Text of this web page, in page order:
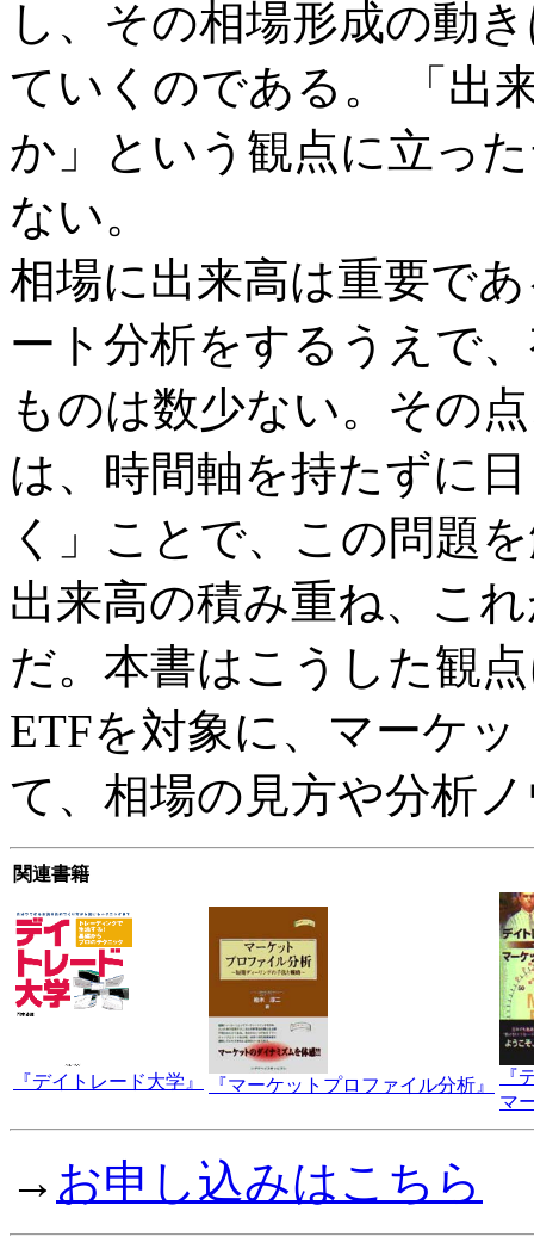
し、その相場形成の動
ていくのである。 「出
か」という観点に立っ
ない。
相場に出来高は重要で
ート分析をするうえで
ものは数少ない。その
は、時間軸を持たずに
く」ことで、この問題
出来高の積み重ね、こ
だ。本書はこうした観
ETFを対象に、マーケ
て、相場の見方や分析
関連書籍
『デイトレード大学』 『マーケットプロファイル分析』
『
マ
→ お申し込みはこちら